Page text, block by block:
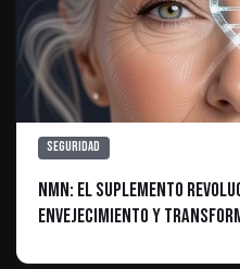
Seguridad
NMN: El suplemento
envejecimiento y